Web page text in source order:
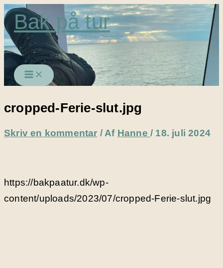
Gå
til
indholdet
Bak på tur
cropped-Ferie-slut.jpg
Skriv en kommentar / Af Hanne/ 18. juli 2024
https://bakpaatur.dk/wp-
content/uploads/2023/07/cropped-Ferie-slut.jpg